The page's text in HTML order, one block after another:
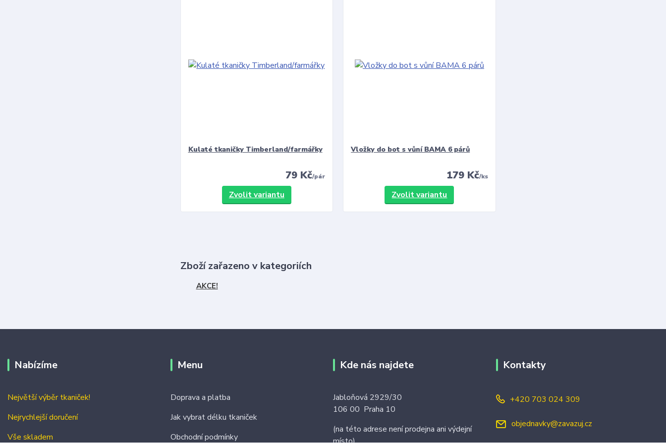
Kulaté tkaničky Timberland/farmářky
79 Kč/pár
Zvolit variantu
Vložky do bot s vůní BAMA 6 párů
179 Kč/ks
Zvolit variantu
Zboží zařazeno v kategoriích
AKCE!
Nabízíme
Největší výběr tkaniček!
Nejrychlejší doručení
Vše skladem
Menu
Doprava a platba
Jak vybrat délku tkaniček
Obchodní podmínky
Kde nás najdete
Jabloňová 2929/30
106 00 Praha 10
(na této adrese není prodejna ani výdejní
místo)
Kontakty
+420 703 024 309
objednavky@zavazuj.cz